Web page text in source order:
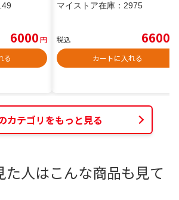
6000円
る
マイストア在庫： 2975
税込 6600
カートに入れる
カテゴリをもっと見る
た人はこんな商品も見て